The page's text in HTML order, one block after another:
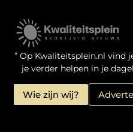
” Op Kwaliteitsplein.nl vind
je verder helpen in je
Wie zijn wij?